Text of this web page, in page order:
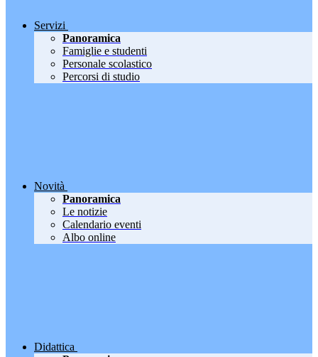
Servizi
Panoramica
Famiglie e studenti
Personale scolastico
Percorsi di studio
Novità
Panoramica
Le notizie
Calendario eventi
Albo online
Didattica